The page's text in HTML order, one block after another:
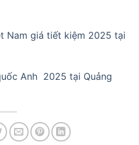
Nam giá tiết kiệm 2025 tại
Anh 2025 tại Quảng